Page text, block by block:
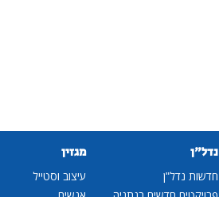
נדל"ן
חדשות נדל"ן
מגזין
עיצוב וסטייל